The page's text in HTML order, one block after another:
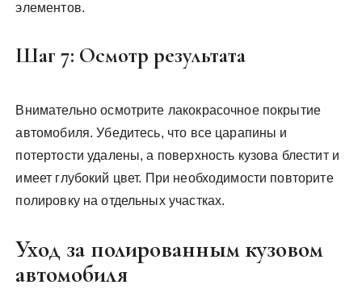
элементов.
Шаг 7: Осмотр результата
Внимательно осмотрите лакокрасочное покрытие
автомобиля. Убедитесь, что все царапины и
потертости удалены, а поверхность кузова блестит и
имеет глубокий цвет. При необходимости повторите
полировку на отдельных участках.
Уход за полированным кузовом
автомобиля